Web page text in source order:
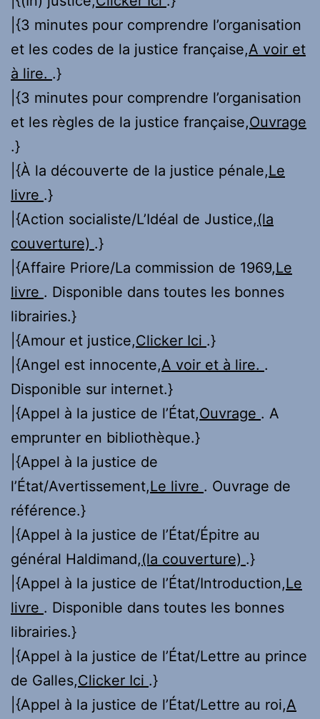
|{3 minutes pour comprendre l’organisation
et les codes de la justice française,A voir et
à lire. .}
|{3 minutes pour comprendre l’organisation
et les règles de la justice française,Ouvrage
.}
|{À la découverte de la justice pénale,Le
livre .}
|{Action socialiste/L’Idéal de Justice,(la
couverture) .}
|{Affaire Priore/La commission de 1969,Le
livre . Disponible dans toutes les bonnes
librairies.}
|{Amour et justice,Clicker Ici .}
|{Angel est innocente,A voir et à lire. .
Disponible sur internet.}
|{Appel à la justice de l’État,Ouvrage . A
emprunter en bibliothèque.}
|{Appel à la justice de
l’État/Avertissement,Le livre . Ouvrage de
référence.}
|{Appel à la justice de l’État/Épitre au
général Haldimand,(la couverture) .}
|{Appel à la justice de l’État/Introduction,Le
livre . Disponible dans toutes les bonnes
librairies.}
|{Appel à la justice de l’État/Lettre au prince
de Galles,Clicker Ici .}
|{Appel à la justice de l’État/Lettre au roi,A